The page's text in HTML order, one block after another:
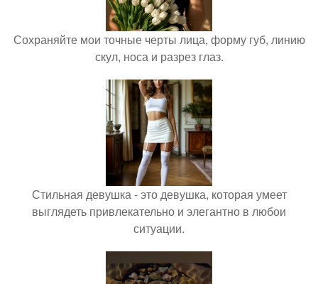
Сохраняйте мои точные черты лица, форму губ, линию
скул, носа и разрез глаз.
Стильная девушка - это девушка, которая умеет
выглядеть привлекательно и элегантно в любои
ситуации.